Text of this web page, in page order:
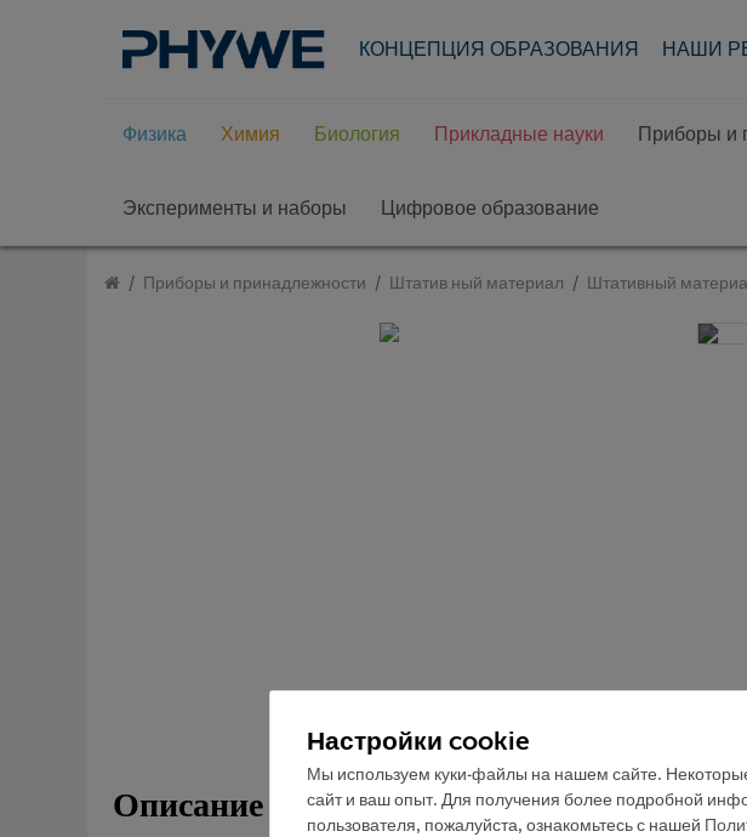
КОНЦЕПЦИЯ ОБРАЗОВАНИЯ НАШИ
Физика Химия Биология Прикладные науки Приборы и
Эксперименты и наборы Цифровое образование
Приборы и принадлежности Штатив ный материал Штативный
Описание
Настройки cookie
Мы используем куки-файлы на нашем сайте.
сайт и ваш опыт. Для получения более подробной
пользователя, пожалуйста, ознакомьтесь с нашей